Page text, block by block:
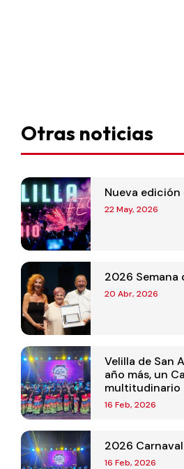
Otras noticias
Nueva edición
22 May, 2026
2026 Semana
20 Abr, 2026
Velilla de San
año más, un
multitudinario
16 Feb, 2026
2026 Carnaval
16 Feb, 2026